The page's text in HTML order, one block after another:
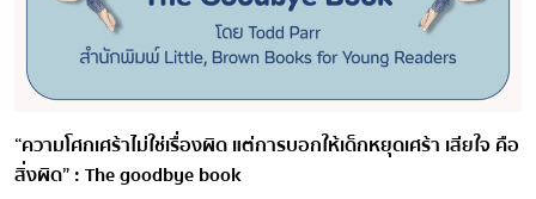
“ความโศกเศร้าไม่ใช่เรื่องผิด แต่การบอกให้เด็กหยุดเศร้า เสียใจ คือ
สิ่งผิด” : ​The goodbye book